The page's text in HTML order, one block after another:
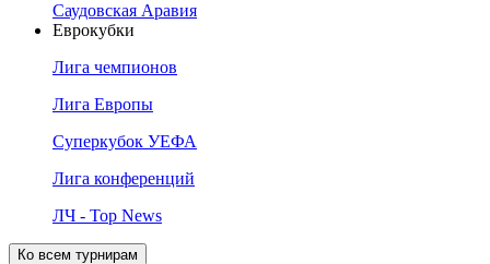
Саудовская Аравия
Еврокубки
Лига чемпионов
Лига Европы
Суперкубок УЕФА
Лига конференций
ЛЧ - Top News
Ко всем турнирам